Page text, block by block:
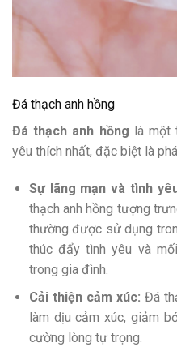
Đá thạch anh hồng
Đá thạch anh hồng là một
yêu thích nhất, đặc biệt là
Sự lãng mạn và tình
thạch anh hồng tượng
thường được sử dụng
thúc đẩy tình yêu và
trong gia đình.
Cải thiện cảm xúc: Đá
làm dịu cảm xúc, giảm
cường lòng tự trọng.